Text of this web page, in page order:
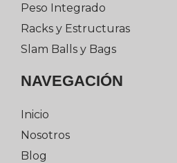
Peso Integrado
Racks y Estructuras
Slam Balls y Bags
NAVEGACIÓN
Inicio
Nosotros
Blog